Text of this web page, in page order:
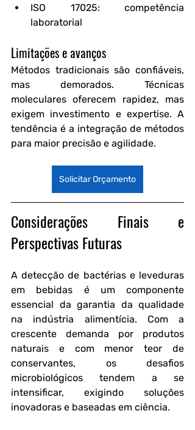
ISO 17025: competência
laboratorial
Limitações e avanços
Métodos tradicionais são confiáveis,
mas demorados. Técnicas
moleculares oferecem rapidez, mas
exigem investimento e expertise. A
tendência é a integração de métodos
para maior precisão e agilidade.
Solicitar Orçamento
Considerações Finais e
Perspectivas Futuras
A detecção de bactérias e leveduras
em bebidas é um componente
essencial da garantia da qualidade
na indústria alimentícia. Com a
crescente demanda por produtos
naturais e com menor teor de
conservantes, os desafios
microbiológicos tendem a se
intensificar, exigindo soluções
inovadoras e baseadas em ciência.